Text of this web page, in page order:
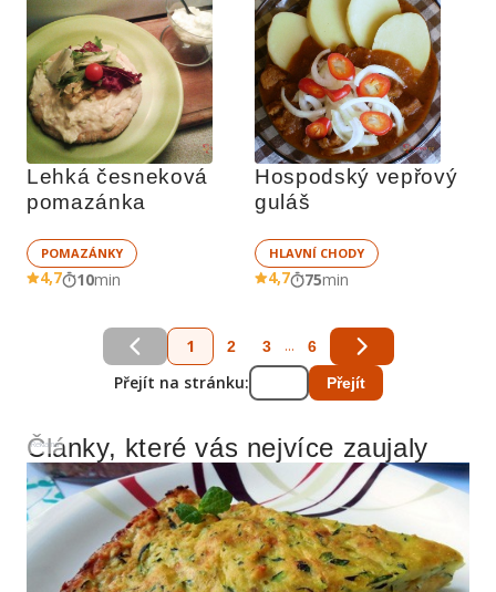
Lehká česneková
pomazánka
POMAZÁNKY
4,7 10min
Hospodský vepřový
guláš
HLAVNÍ CHODY
4,7 75min
1 2 3 ... 6
Přejít na stránku: Přejít
Reklama
Články, které vás nejvíce zaujaly